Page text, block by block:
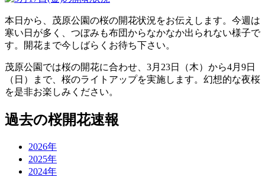
本日から、茂原公園の桜の開花状況をお伝えします。今週は
寒い日が多く、つぼみも布団からなかなか出られない様子で
す。開花まで今しばらくお待ち下さい。
茂原公園では桜の開花に合わせ、3月23日（木）から4月9日
（日）まで、桜のライトアップを実施します。幻想的な夜桜
を是非お楽しみください。
過去の桜開花速報
2026年
2025年
2024年